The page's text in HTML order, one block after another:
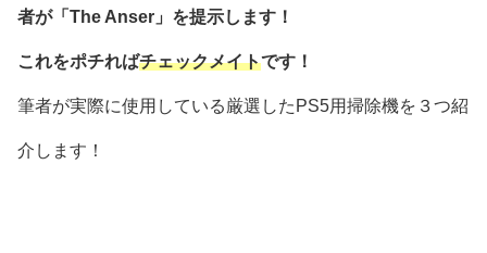
者が「The Anser」を提示します！
これをポチればチェックメイトです！
筆者が実際に使用している厳選したPS5用掃除機を３つ紹
介します！